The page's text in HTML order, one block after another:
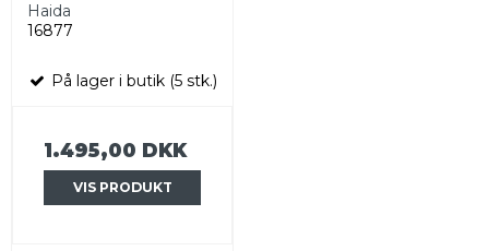
Haida
16877
På lager i butik (5 stk.)
1.495,00 DKK
VIS PRODUKT